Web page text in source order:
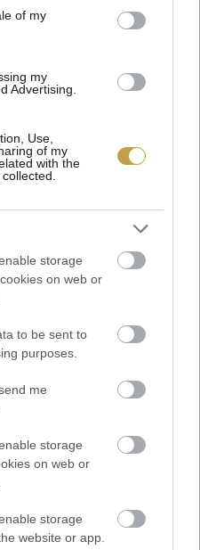
of my
my
Advertising.
Use,
of my
with the
storage
on web or
to be sent to
purposes.
me
storage
on web or
storage
website or app.
Hall elmondta, a
egy évig tartott, és
két cég